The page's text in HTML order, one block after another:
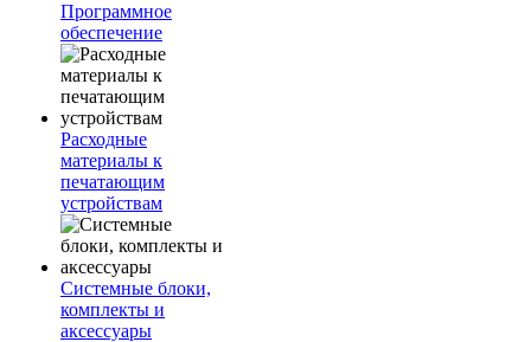
Программное
обеспечение
Расходные
материалы к
печатающим
устройствам
Системные блоки,
комплекты и
аксессуары